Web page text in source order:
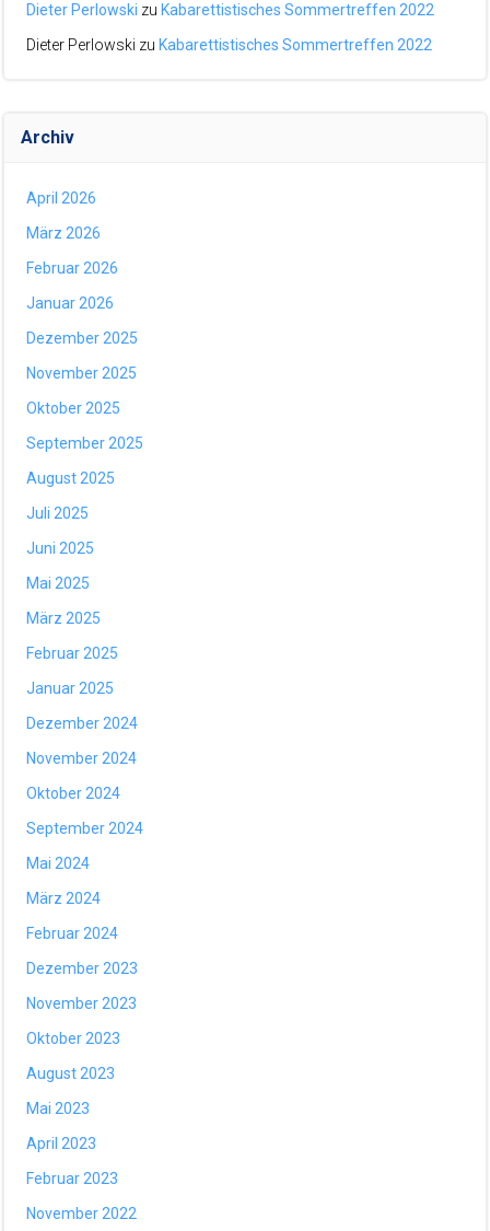
Dieter Perlowski zu Kabarettistisches Sommertreffen 2022
Dieter Perlowski zu Kabarettistisches Sommertreffen 2022
Archiv
April 2026
März 2026
Februar 2026
Januar 2026
Dezember 2025
November 2025
Oktober 2025
September 2025
August 2025
Juli 2025
Juni 2025
Mai 2025
März 2025
Februar 2025
Januar 2025
Dezember 2024
November 2024
Oktober 2024
September 2024
Mai 2024
März 2024
Februar 2024
Dezember 2023
November 2023
Oktober 2023
August 2023
Mai 2023
April 2023
Februar 2023
November 2022